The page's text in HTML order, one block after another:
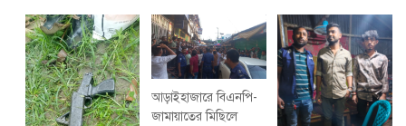
আড়াইহাজারে বিএনপি-
জামায়াতের মিছিলে